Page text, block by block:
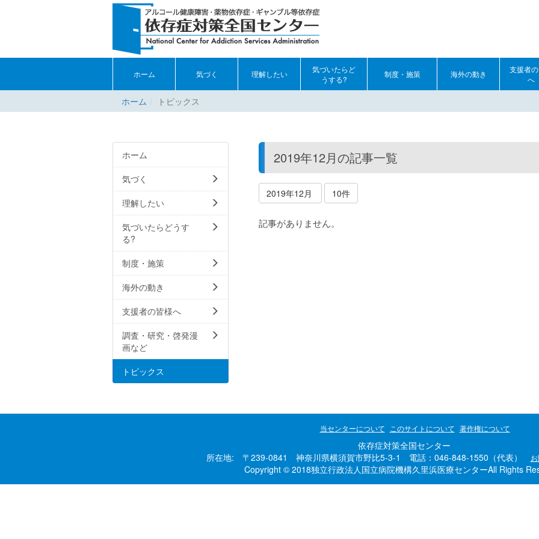
ホーム 気づく 理解したい
気づいたらど
うする?
制度・施策 海外の動き
支援者
へ
ホーム トピックス
2019年12月の記事一覧
2019年12月 10件
記事がありません。
ホーム
気づく
理解したい
気づいたらどうす
る?
制度・施策
海外の動き
支援者の皆様へ
調査・研究・啓発漫
画など
トピックス
当センターについて このサイトについて 著作権について
依存症対策全国センター
所在地: 〒239-0841 神奈川県横須賀市野比5-3-1 電話：046-848-1550（代表）
Copyright © 2018独立行政法人国立病院機構久里浜医療センターAll Rights